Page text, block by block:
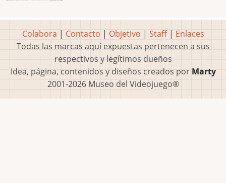
Colabora | Contacto | Objetivo | Staff| Enlaces
Todas las marcas aquí expuestas pertenecen a sus
respectivos y legítimos dueños
Idea, página, contenidos y diseños creados por Marty
2001-2026 Museo del Videojuego®